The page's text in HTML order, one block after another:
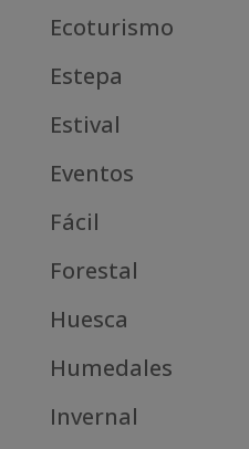
Ecoturismo
Estepa
Estival
Eventos
Fácil
Forestal
Huesca
Humedales
Invernal